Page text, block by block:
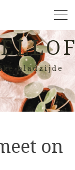
bladzijde
on